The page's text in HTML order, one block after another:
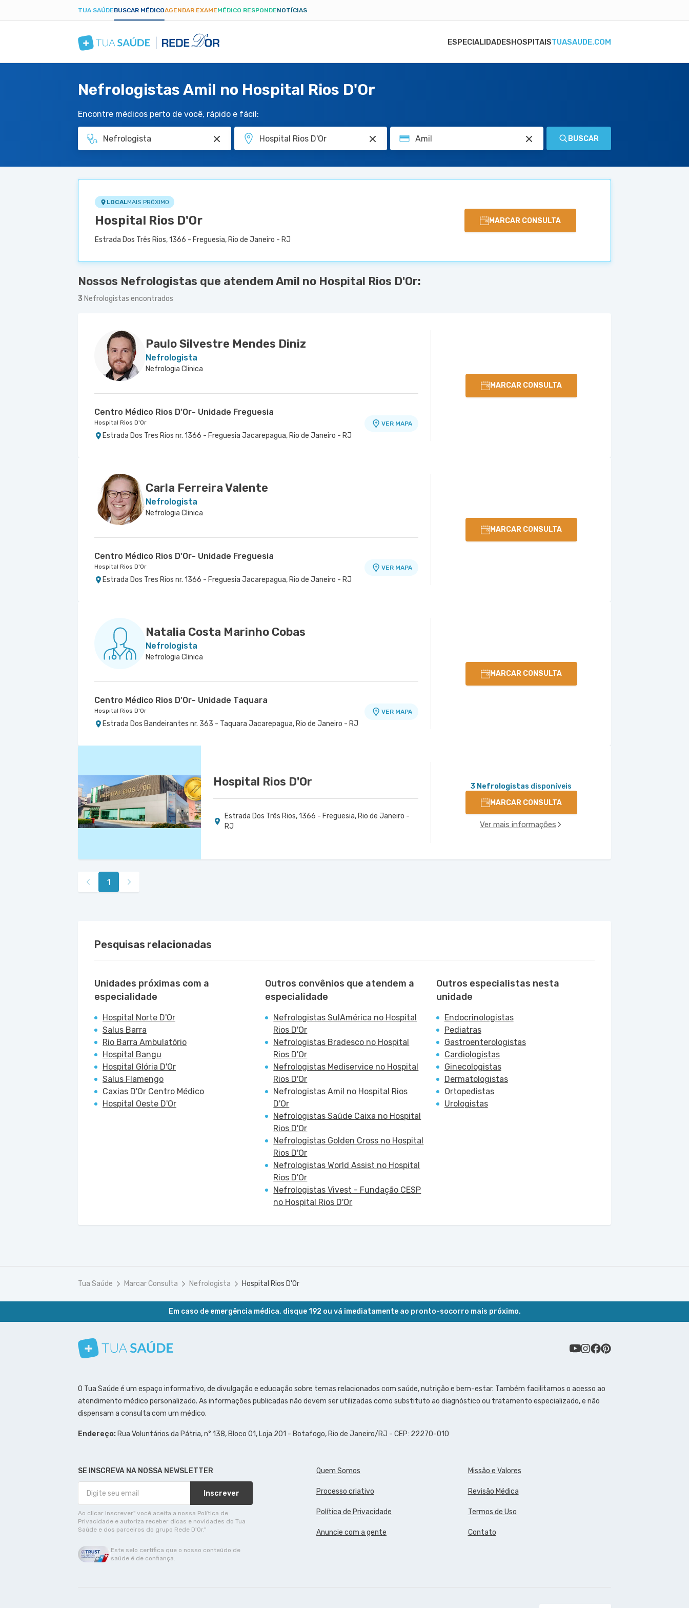
TUA SAÚDEBUSCAR MÉDICOAGENDAR EXAMEMÉDICO RESPONDENOTÍCIAS
ESPECIALIDADESHOSPITAISTUASAUDE.COM
Nefrologistas Amil no Hospital Rios D'Or
Encontre médicos perto de você, rápido e fácil:
BUSCAR
LOCALMAIS PRÓXIMO
Hospital Rios D'Or
Estrada Dos Três Rios, 1366 - Freguesia, Rio de Janeiro - RJ
MARCAR CONSULTA
Nossos Nefrologistas que atendem Amil no Hospital Rios D'Or:
3 Nefrologistas encontrados
Paulo Silvestre Mendes Diniz
Nefrologista
Nefrologia Clinica
MARCAR CONSULTA
Centro Médico Rios D'Or- Unidade Freguesia
Hospital Rios D'Or
Estrada Dos Tres Rios nr. 1366 - Freguesia Jacarepagua, Rio de Janeiro - RJ
VER MAPA
Carla Ferreira Valente
Nefrologista
Nefrologia Clinica
MARCAR CONSULTA
Centro Médico Rios D'Or- Unidade Freguesia
Hospital Rios D'Or
Estrada Dos Tres Rios nr. 1366 - Freguesia Jacarepagua, Rio de Janeiro - RJ
VER MAPA
Natalia Costa Marinho Cobas
Nefrologista
Nefrologia Clinica
MARCAR CONSULTA
Centro Médico Rios D'Or- Unidade Taquara
Hospital Rios D'Or
Estrada Dos Bandeirantes nr. 363 - Taquara Jacarepagua, Rio de Janeiro - RJ
VER MAPA
Hospital Rios D'Or
Estrada Dos Três Rios, 1366 - Freguesia, Rio de Janeiro -
RJ
3 Nefrologistas disponíveis
MARCAR CONSULTA
Ver mais informações
1
Pesquisas relacionadas
Unidades próximas com a
especialidade
Hospital Norte D'Or
Salus Barra
Rio Barra Ambulatório
Hospital Bangu
Hospital Glória D'Or
Salus Flamengo
Caxias D'Or Centro Médico
Hospital Oeste D'Or
Outros convênios que atendem a
especialidade
Nefrologistas SulAmérica no Hospital
Rios D'Or
Nefrologistas Bradesco no Hospital
Rios D'Or
Nefrologistas Mediservice no Hospital
Rios D'Or
Nefrologistas Amil no Hospital Rios
D'Or
Nefrologistas Saúde Caixa no Hospital
Rios D'Or
Nefrologistas Golden Cross no Hospital
Rios D'Or
Nefrologistas World Assist no Hospital
Rios D'Or
Nefrologistas Vivest - Fundação CESP
no Hospital Rios D'Or
Outros especialistas nesta
unidade
Endocrinologistas
Pediatras
Gastroenterologistas
Cardiologistas
Ginecologistas
Dermatologistas
Ortopedistas
Urologistas
Tua Saúde Marcar Consulta Nefrologista Hospital Rios D'Or
Em caso de emergência médica, disque 192 ou vá imediatamente ao pronto-socorro mais próximo.
Conheça nosso canal
Siga a gente no Instagram
Siga a gente no Facebook
Siga a gente no Pinterest
O Tua Saúde é um espaço informativo, de divulgação e educação sobre temas relacionados com saúde, nutrição e bem-estar. Também facilitamos o acesso ao
atendimento médico personalizado. As informações publicadas não devem ser utilizadas como substituto ao diagnóstico ou tratamento especializado, e não
dispensam a consulta com um médico.
Endereço: Rua Voluntários da Pátria, n° 138, Bloco 01, Loja 201 - Botafogo, Rio de Janeiro/RJ - CEP: 22270-010
SE INSCREVA NA NOSSA NEWSLETTER
Inscrever
Ao clicar Inscrever" você aceita a nossa Política de
Privacidade e autoriza receber dicas e novidades do Tua
Saúde e dos parceiros do grupo Rede D'Or."
Quem Somos Missão e Valores
Processo criativo Revisão Médica
Política de Privacidade Termos de Uso
Anuncie com a gente Contato
Este selo certifica que o nosso conteúdo de
saúde é de confiança.